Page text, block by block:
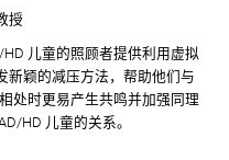
授
儿童的照顾者提供利用虚拟
新颖的减压方法，帮助他们与
处时更易产生共鸣并加强同理
HD 儿童的关系。